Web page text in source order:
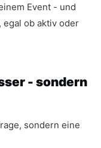
Event - und
, egal ob aktiv oder
- sondern
sondern eine